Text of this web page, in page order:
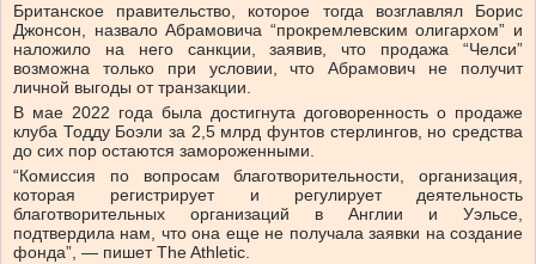
Британское правительство, которое тогда возглавлял Борис
Джонсон, назвало Абрамовича “прокремлевским олигархом” и
наложило на него санкции, заявив, что продажа “Челси”
возможна только при условии, что Абрамович не получит
личной выгоды от транзакции.
В мае 2022 года была достигнута договоренность о продаже
клуба Тодду Боэли за 2,5 млрд фунтов стерлингов, но средства
до сих пор остаются замороженными.
“Комиссия по вопросам благотворительности, организация,
которая регистрирует и регулирует деятельность
благотворительных организаций в Англии и Уэльсе,
подтвердила нам, что она еще не получала заявки на создание
фонда”, — пишет The Athletic.